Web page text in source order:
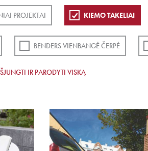
PROJEKTAI KIEMO TAKELIAI
BENDERS VIENBANGĖ ČERPĖ
IR PARODYTI VISKĄ